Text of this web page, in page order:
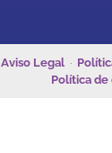
Aviso Legal·
Política de